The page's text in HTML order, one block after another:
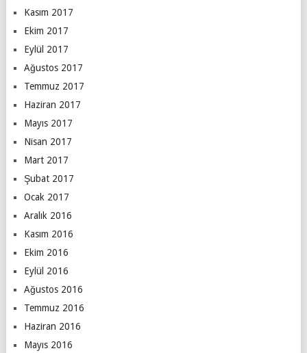
Kasım 2017
Ekim 2017
Eylül 2017
Ağustos 2017
Temmuz 2017
Haziran 2017
Mayıs 2017
Nisan 2017
Mart 2017
Şubat 2017
Ocak 2017
Aralık 2016
Kasım 2016
Ekim 2016
Eylül 2016
Ağustos 2016
Temmuz 2016
Haziran 2016
Mayıs 2016